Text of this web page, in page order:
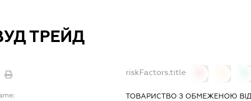
ТРЕЙД
riskFactors.title
ТОВАРИСТВО З ОБМЕЖЕНОЮ